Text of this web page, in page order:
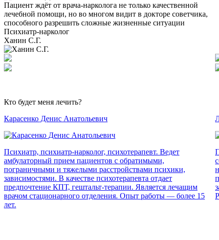
Пациент ждёт от врача-нарколога не только качественной
лечебной помощи, но во многом видит в докторе советчика,
способного разрешить сложные жизненные ситуации
Психиатр-нарколог
Ханин С.Г.
Кто будет меня лечить?
Карасенко Денис Анатольевич
Психиатр, психиатр-нарколог, психотерапевт. Ведет
амбулаторный прием пациентов с обратимыми,
пограничными и тяжелыми расстройствами психики,
зависимостями. В качестве психотерапевта отдает
предпочтение КПТ, гештальт-терапии. Является лечащим
врачом стационарного отделения. Опыт работы — более 15
лет.